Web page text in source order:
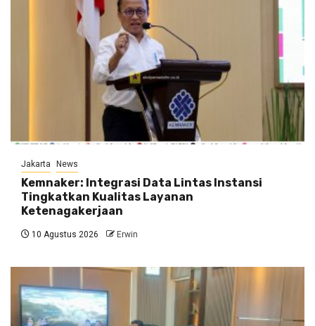
Jakarta News
Kemnaker: Integrasi Data Lintas Instansi
Tingkatkan Kualitas Layanan
Ketenagakerjaan
10 Agustus 2026 Erwin